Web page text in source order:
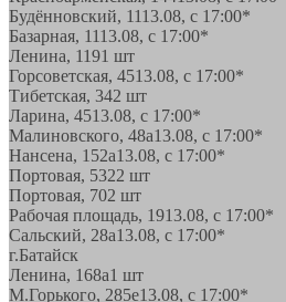
Будённовский, 1113.08, с 17:00*
Базарная, 1113.08, с 17:00*
Ленина, 1191 шт
Горсоветская, 4513.08, с 17:00*
Тибетская, 342 шт
Ларина, 4513.08, с 17:00*
Малиновского, 48а13.08, с 17:00*
Нансена, 152а13.08, с 17:00*
Портовая, 5322 шт
Портовая, 702 шт
Рабочая площадь, 1913.08, с 17:00*
Сальский, 28a13.08, с 17:00*
г.Батайск
Ленина, 168а1 шт
М.Горького, 285е13.08, с 17:00*